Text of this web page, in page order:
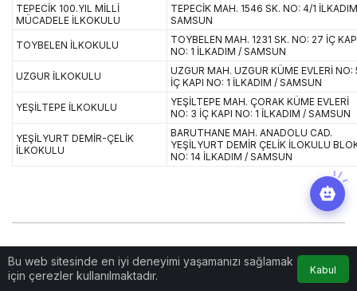
TEPECİK 100.YIL MİLLİ
MÜCADELE İLKOKULU
TEPECİK MAH. 1546 SK. NO: 4/1
SAMSUN
TOYBELEN İLKOKULU
TOYBELEN MAH. 1231 SK. NO: 27 İÇ
NO: 1 İLKADIM / SAMSUN
UZGUR İLKOKULU
UZGUR MAH. UZGUR KÜME EVLERİ NO:
İÇ KAPI NO: 1 İLKADIM / SAMSUN
YEŞİLTEPE İLKOKULU
YEŞİLTEPE MAH. ÇORAK KÜME EVLERİ
NO: 3 İÇ KAPI NO: 1 İLKADIM / SAMSUN
YEŞİLYURT DEMİR-ÇELİK
İLKOKULU
BARUTHANE MAH. ANADOLU CAD.
YEŞİLYURT DEMİR ÇELİK İLOKULU
NO: 14 İLKADIM / SAMSUN
KAVAK DEVLET İLKOKULLARI
Bu web sitesinde en iyi deneyimi yaşamanızı sağlamak
için çerezler kullanılmaktadır.
Kabul